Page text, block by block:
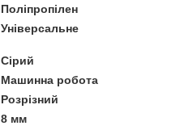
Поліпропілен
Універсальне
Сірий
Машинна робота
Розрізний
8 мм